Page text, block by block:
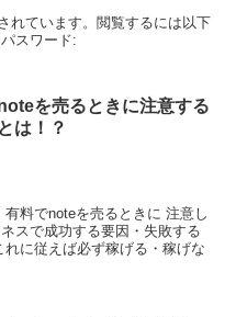
れています。閲覧するには以下
スワード:
を売るときに注意する
は！？
料でnoteを売るときに 注意し
スで成功する要因・失敗する
に従えば必ず稼げる・稼げな